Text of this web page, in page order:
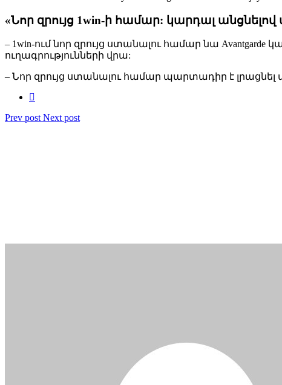
«Նոր զրույց 1win-ի համար: կարդալ
– 1win-ում նոր զրույց ստանալու համար նա
ուղագրությունների վրա:
– Նոր զրույց ստանալու համար պարտադիր է լրացնել
Prev post Next post